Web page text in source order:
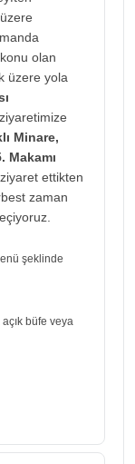
olan
üzere yola
Minare,
Makamı
ziyaret ettikten
zaman
şeklinde
büfe veya